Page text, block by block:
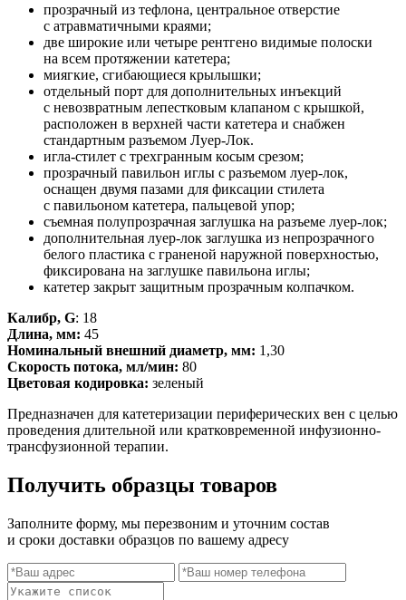
прозрачный из тефлона, центральное отверстие
с атравматичными краями;
две широкие или четыре рентгено видимые полоски
на всем протяжении катетера;
миягкие, сгибающиеся крылышки;
отдельный порт для дополнительных инъекций
с невозвратным лепестковым клапаном с крышкой,
расположен в верхней части катетера и снабжен
стандартным разъемом Луер-Лок.
игла-стилет с трехгранным косым срезом;
прозрачный павильон иглы с разъемом луер-лок,
оснащен двумя пазами для фиксации стилета
с павильоном катетера, пальцевой упор;
съемная полупрозрачная заглушка на разъеме луер-лок;
дополнительная луер-лок заглушка из непрозрачного
белого пластика с граненой наружной поверхностью,
фиксирована на заглушке павильона иглы;
катетер закрыт защитным прозрачным колпачком.
Калибр, G: 18
Длина, мм: 45
Номинальный внешний диаметр, мм: 1,30
Скорость потока, мл/мин: 80
Цветовая кодировка: зеленый
Предназначен для катетеризации периферических вен с целью
проведения длительной или кратковременной инфузионно-
трансфузионной терапии.
Получить образцы товаров
Заполните форму, мы перезвоним и уточним состав
и сроки доставки образцов по вашему адресу